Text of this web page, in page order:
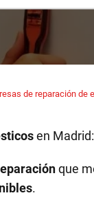
de reparación de
en
que
.